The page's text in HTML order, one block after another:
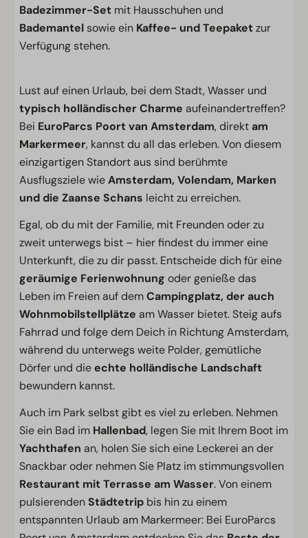
Badezimmer-Set mit Hausschuhen und
Bademantel sowie ein Kaffee- und Teepaketzur
Verfügung stehen.
Lust auf einen Urlaub, bei dem Stadt, Wasser und
typisch holländischer Charme aufeinandertreffen?
Bei EuroParcs Poort van Amsterdam, direkt am
Markermeer, kannst du all das erleben. Von diesem
einzigartigen Standort aus sind berühmte
Ausflugsziele wieAmsterdam, Volendam, Marken
und die Zaanse Schans leicht zu erreichen.
Egal, ob du mit der Familie, mit Freunden oder zu
zweit unterwegs bist – hier findest du immer eine
Unterkunft, die zu dir passt. Entscheide dich für eine
geräumige Ferienwohnung oder genieße das
Leben im Freien auf demCampingplatz, der auch
Wohnmobilstellplätze am Wasser bietet. Steig aufs
Fahrrad und folge dem Deich in Richtung Amsterdam,
während du unterwegs weite Polder, gemütliche
Dörfer und dieechte holländische Landschaft
bewundern kannst.
Auch im Park selbst gibt es viel zu erleben. Nehmen
Sie ein Bad im Hallenbad, legen Sie mit Ihrem Boot im
Yachthafen an, holen Sie sich eine Leckerei an der
Snackbar oder nehmen Sie Platz im stimmungsvollen
Restaurant mit Terrasse am Wasser. Von einem
pulsierenden Städtetrip bis hin zu einem
entspannten Urlaub am Markermeer: Bei EuroParcs